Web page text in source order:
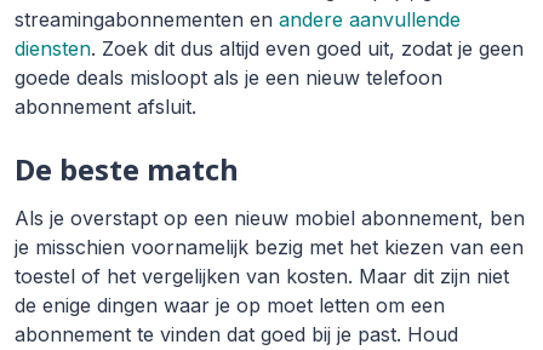
streamingabonnementen en andere aanvullende
diensten. Zoek dit dus altijd even goed uit, zodat je geen
goede deals misloopt als je een nieuw telefoon
abonnement afsluit.
De beste match
Als je overstapt op een nieuw mobiel abonnement, ben
je misschien voornamelijk bezig met het kiezen van een
toestel of het vergelijken van kosten. Maar dit zijn niet
de enige dingen waar je op moet letten om een
abonnement te vinden dat goed bij je past. Houd